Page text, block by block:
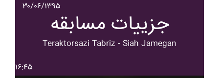
۳۰/۰۶/۱۳۹۵
جزییات مسابقه
Teraktorsazi Tabriz - Siah Jamegan
۱۶:۴۵